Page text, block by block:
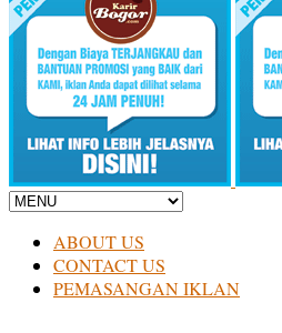
ABOUT US
CONTACT US
PEMASANGAN IKLAN